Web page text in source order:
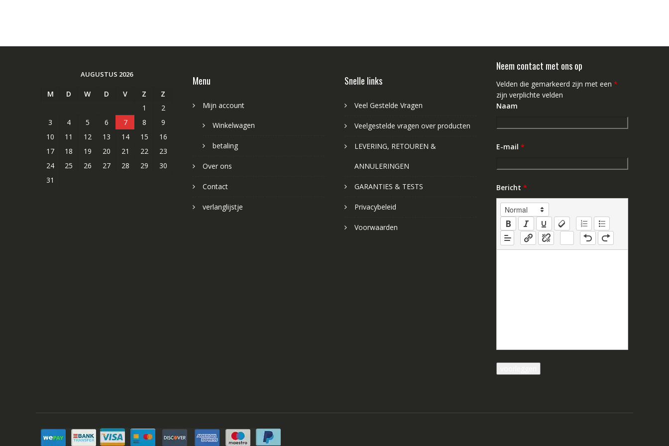
AUGUSTUS 2026
M D W D V Z
Z
1
2
3
4 5 6 7 8
9
10
11 12 13 14 15
16
17
18 19 20 21 22
23
24
25 26 27 28 29
30
31
Menu
Mijn account
Winkelwagen
betaling
Over ons
Contact
verlanglijstje
Snelle links
Veel Gestelde Vragen
Veelgestelde vragen over producten
LEVERING, RETOUREN &
ANNULERINGEN
GARANTIES & TESTS
Privacybeleid
Voorwaarden
Neem contact met ons op
Velden die gemarkeerd zijn met een *
zijn verplichte velden
Naam
E-mail *
Bericht *